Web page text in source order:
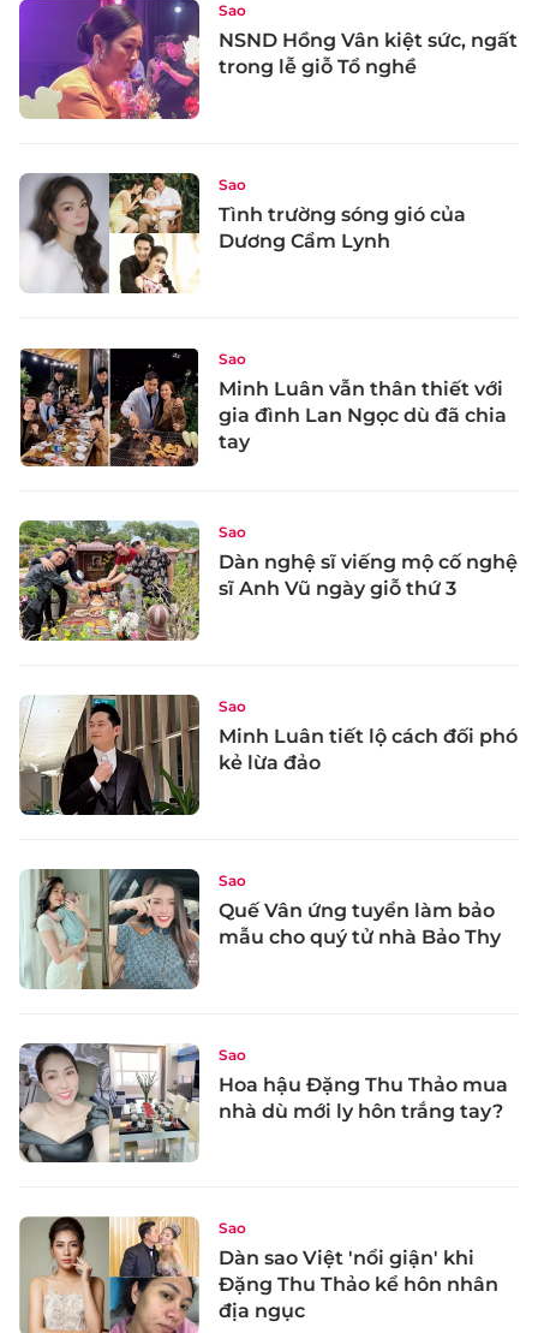
Sao
NSND Hồng Vân kiệt sức, ngất
trong lễ giỗ Tổ nghề
Sao
Tình trường sóng gió của
Dương Cẩm Lynh
Sao
Minh Luân vẫn thân thiết với
gia đình Lan Ngọc dù đã chia
tay
Sao
Dàn nghệ sĩ viếng mộ cố nghệ
sĩ Anh Vũ ngày giỗ thứ 3
Sao
Minh Luân tiết lộ cách đối phó
kẻ lừa đảo
Sao
Quế Vân ứng tuyển làm bảo
mẫu cho quý tử nhà Bảo Thy
Sao
Hoa hậu Đặng Thu Thảo mua
nhà dù mới ly hôn trắng tay?
Sao
Dàn sao Việt 'nổi giận' khi
Đặng Thu Thảo kể hôn nhân
địa ngục